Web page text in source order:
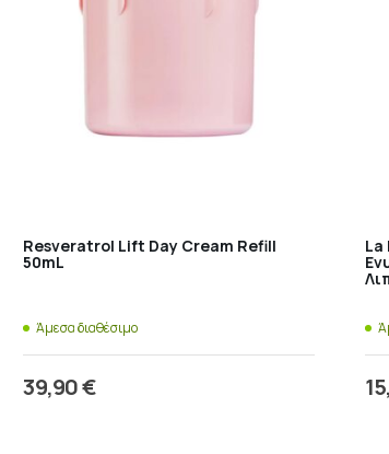
Resveratrol Lift Day Cream Refill
50mL
Άμεσα διαθέσιμο
39,90€
La